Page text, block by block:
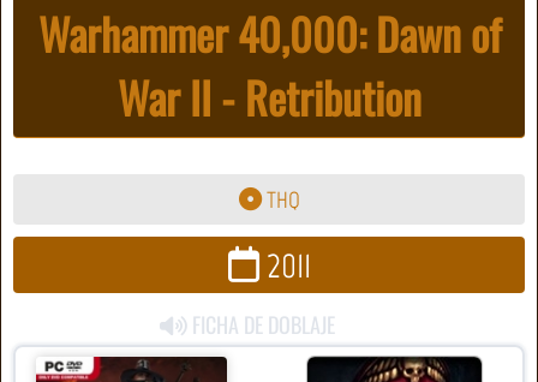
Warhammer 40,000: Dawn of
War II - Retribution
THQ
2011
FICHA DE DOBLAJE